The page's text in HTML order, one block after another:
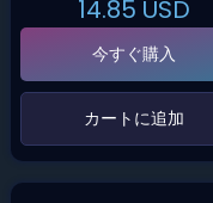
14.85 USD
今すぐ購入
‌カートに追加‌